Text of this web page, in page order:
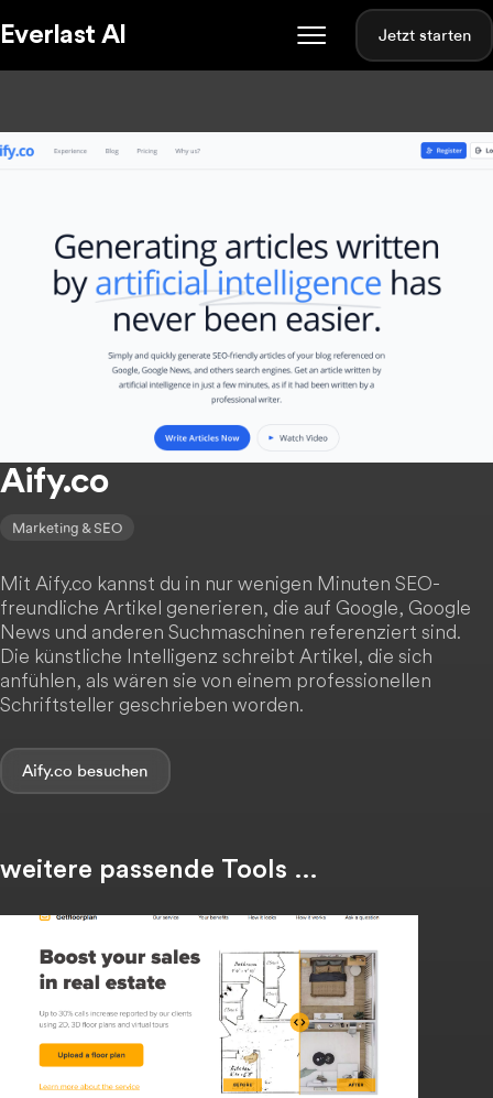
Everlast AI Jetzt starten
Aify.co
Marketing & SEO
Mit Aify.co kannst du in nur wenigen Minuten SEO-
freundliche Artikel generieren, die auf Google, Google
News und anderen Suchmaschinen referenziert sind.
Die künstliche Intelligenz schreibt Artikel, die sich
anfühlen, als wären sie von einem professionellen
Schriftsteller geschrieben worden.
Aify.co
weitere passende Tools …